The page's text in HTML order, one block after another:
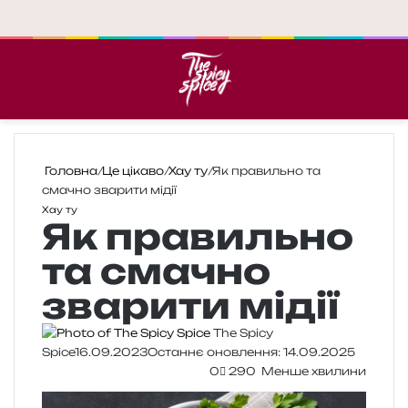
Головна/Це цікаво/Хау ту/Як правильно та
смачно зварити мідії
Хау ту
Як правильно
та смачно
зварити мідії
The Spicy
Spice16.09.2023Останнє оновлення: 14.09.2025
0
290 Менше хвилини